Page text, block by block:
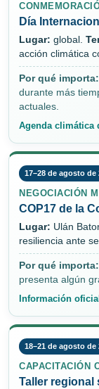
Día
Lugar: global.
acción climática
Por qué importa:
durante más
actuales.
Agenda climática
17–28 de agosto de
NEGOCIACIÓN
COP17 de la
Lugar: Ulán
resiliencia ante
Por qué importa:
presenta algún
Información
18–21 de agosto de
CAPACITACIÓN
Taller regional